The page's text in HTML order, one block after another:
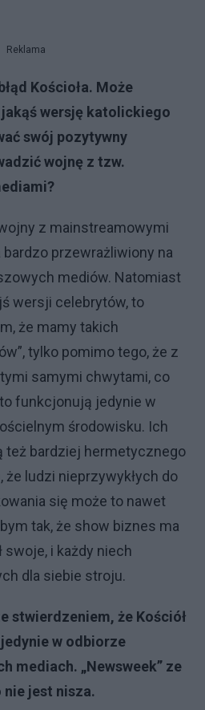
Reklama
Kościoła. Może
wersję katolickiego
swój pozytywny
wojnę z tzw.
z mainstreamowymi
przewrażliwiony na
mediów. Natomiast
wersji celebrytów, to
że mamy takich
tylko pomimo tego, że z
samymi chwytami, co
funkcjonują jedynie w
środowisku. Ich
też bardziej hermetycznego
ludzi nieprzywykłych do
się może to nawet
tak, że show biznes ma
swoje, i każdy niech
dla siebie stroju.
stwierdzeniem, że Kościół
w odbiorze
mediach. „Newsweek” ze
jest nisza.